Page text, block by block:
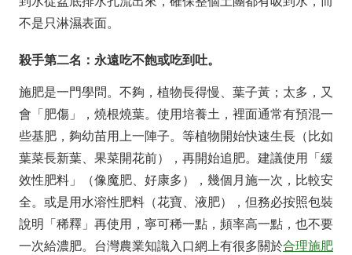
不是只淋濕表面。
殺手第二名：永遠吃不飽或吃到吐。
施肥是一門學問。不夠，植物長得慢、葉子黃；太多，又
會「肥傷」，燒根燒葉。使用培養土，裡面通常有預混一
些基肥，夠幼苗用上一陣子。等植物開始快速生長（比如
葉菜長新葉、果菜開花前），再開始追肥。建議使用「緩
效性肥料」（像魔肥、好康多），幾個月施一次，比較安
全。或是用水溶性肥料（花寶、液肥），但務必按照包裝
說明「稀釋」再使用，寧可稀一點，頻率高一點，也不要
一次給濃肥。台灣農業知識入口網上有很多關於合理施肥